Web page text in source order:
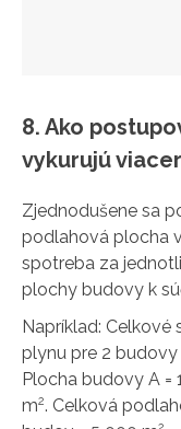
8. Ako
vykurujú
Zjednodušene sa
podlahová plocha
spotreba za
plochy budovy k
Napríklad:
plynu pre 2 budovy
Plocha budovy A =
m2. Celková